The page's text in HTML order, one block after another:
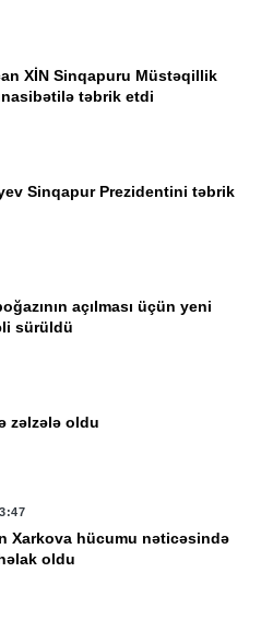
XİN Sinqapuru Müstəqillik
təbrik etdi
Sinqapur Prezidentini təbrik
açılması üçün yeni
sürüldü
zəlzələ oldu
Xarkova hücumu nəticəsində
oldu